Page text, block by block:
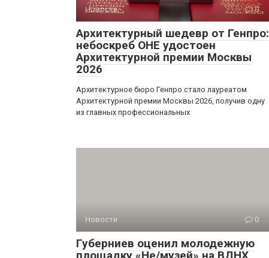
Новости 0
Архитектурный шедевр от Генпро:
небоскреб ОНЕ удостоен
Архитектурной премии Москвы
2026
Архитектурное бюро Генпро стало лауреатом
Архитектурной премии Москвы 2026, получив одну
из главных профессиональных
Новости 0
Губерниев оценил молодежную